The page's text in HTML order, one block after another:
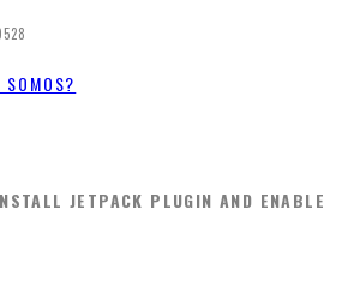
SOMOS?
JETPACK PLUGIN AND ENABLE